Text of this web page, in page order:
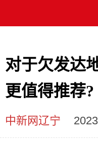
对于欠发达
更值得推荐?
中新网辽宁